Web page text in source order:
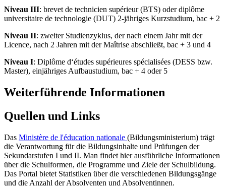
Niveau III: brevet de technicien supérieur (BTS) oder diplôme
universitaire de technologie (DUT) 2-jähriges Kurzstudium, bac + 2
Niveau II: zweiter Studienzyklus, der nach einem Jahr mit der
Licence, nach 2 Jahren mit der Maîtrise abschließt, bac + 3 und 4
Niveau I: Diplôme d‘études supérieures spécialisées (DESS bzw.
Master), einjähriges Aufbaustudium, bac + 4 oder 5
Weiterführende Informationen
Quellen und Links
Das Ministère de l'éducation nationale (Bildungsministerium) trägt
die Verantwortung für die Bildungsinhalte und Prüfungen der
Sekundarstufen I und II. Man findet hier ausführliche Informationen
über die Schulformen, die Programme und Ziele der Schulbildung.
Das Portal bietet Statistiken über die verschiedenen Bildungsgänge
und die Anzahl der Absolventen und Absolventinnen.